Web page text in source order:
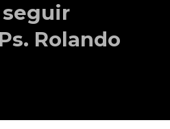
Rolando